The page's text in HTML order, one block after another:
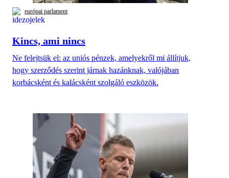
európai parlament
Kincs, ami nincs
Ne felejtsük el: az uniós pénzek, amelyekről mi állítjuk,
hogy szerződés szerint járnak hazánknak, valójában
korbácsként és kalácsként szolgáló eszközök.